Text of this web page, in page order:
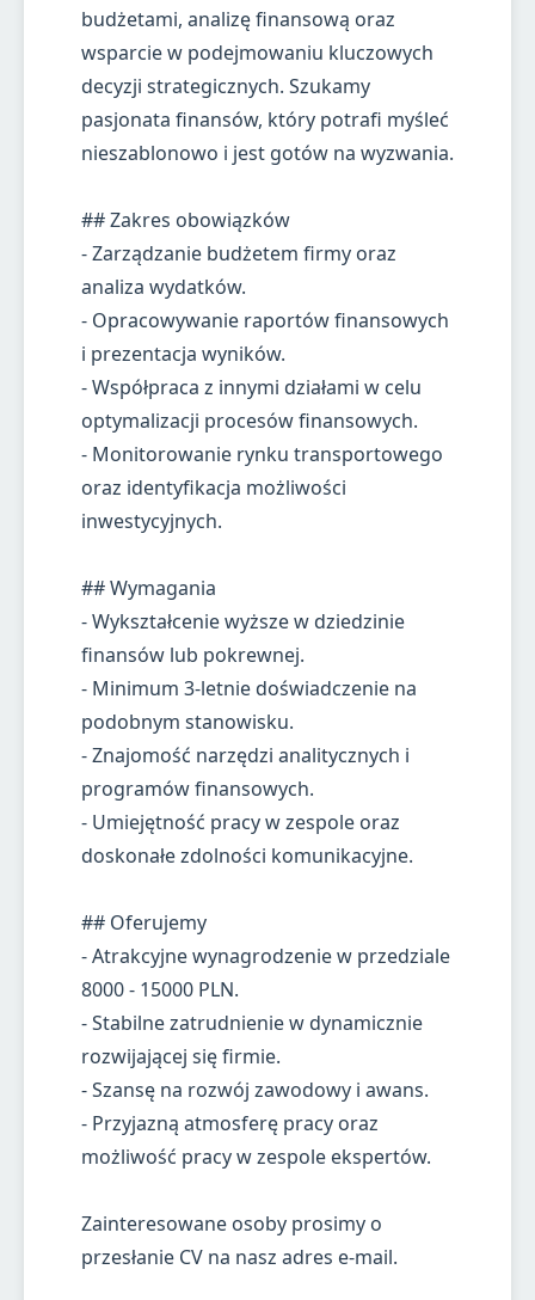
budżetami, analizę finansową oraz
wsparcie w podejmowaniu kluczowych
decyzji strategicznych. Szukamy
pasjonata finansów, który potrafi myśleć
nieszablonowo i jest gotów na wyzwania.
## Zakres obowiązków
- Zarządzanie budżetem firmy oraz
analiza wydatków.
- Opracowywanie raportów finansowych
i prezentacja wyników.
- Współpraca z innymi działami w celu
optymalizacji procesów finansowych.
- Monitorowanie rynku transportowego
oraz identyfikacja możliwości
inwestycyjnych.
## Wymagania
- Wykształcenie wyższe w dziedzinie
finansów lub pokrewnej.
- Minimum 3-letnie doświadczenie na
podobnym stanowisku.
- Znajomość narzędzi analitycznych i
programów finansowych.
- Umiejętność pracy w zespole oraz
doskonałe zdolności komunikacyjne.
## Oferujemy
- Atrakcyjne wynagrodzenie w przedziale
8000 - 15000 PLN.
- Stabilne zatrudnienie w dynamicznie
rozwijającej się firmie.
- Szansę na rozwój zawodowy i awans.
- Przyjazną atmosferę pracy oraz
możliwość pracy w zespole ekspertów.
Zainteresowane osoby prosimy o
przesłanie CV na nasz adres e-mail.